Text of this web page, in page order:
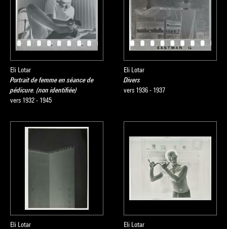
Eli Lotar
Portrait de femme en séance de
pédicure. (non identifiée)
vers 1932 - 1945
Eli Lotar
Divers
vers 1936 - 1937
Eli Lotar
Eli Lotar